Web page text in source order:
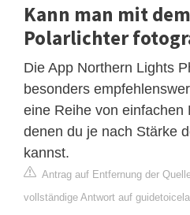
Kann man mit
Polarlichter
Die App Northern Lights
besonders
eine Reihe von einfachen
denen du je nach Stärke
kannst.
Antrag auf Entfernung der
vollständige Antwort auf